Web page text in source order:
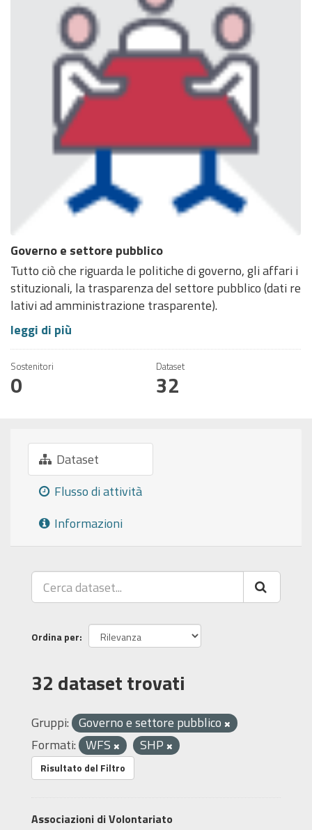
Governo e settore pubblico
Tutto ciò che riguarda le politiche di governo, gli affari i
stituzionali, la trasparenza del settore pubblico (dati re
lativi ad amministrazione trasparente).
leggi di più
Sostenitori
0
Dataset
32
Dataset
Flusso di attività
Informazioni
Ordina per
32 dataset trovati
Gruppi: Governo e settore pubblico
Formati: WFS SHP
Risultato del Filtro
Associazioni di Volontariato